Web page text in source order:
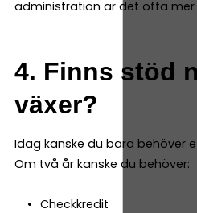
administration är det ofta
4. Finns stöd
växer?
Idag kanske du bara behöver
Om två år kanske du behöver:
Checkkredit